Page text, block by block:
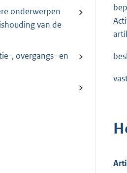
onderwerpen
van de
, overgangs- en